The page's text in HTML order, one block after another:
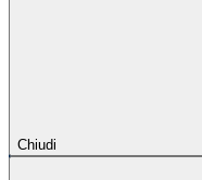
Chiudi